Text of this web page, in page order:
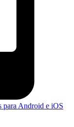
para Android e iOS